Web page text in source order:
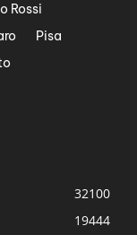
Rossi
Pisa
32100
19444